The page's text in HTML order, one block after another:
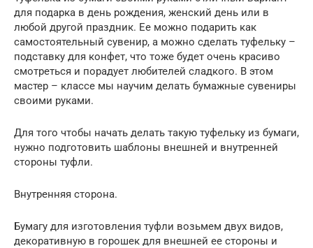
для подарка в день рождения, женский день или в
любой другой праздник. Ее можно подарить как
самостоятельный сувенир, а можно сделать туфельку –
подставку для конфет, что тоже будет очень красиво
смотреться и порадует любителей сладкого. В этом
мастер – классе мы научим делать бумажные сувениры
своими руками.
Для того чтобы начать делать такую туфельку из бумаги,
нужно подготовить шаблоны внешней и внутренней
стороны туфли.
Внутренняя сторона.
Бумагу для изготовления туфли возьмем двух видов,
декоративную в горошек для внешней ее стороны и